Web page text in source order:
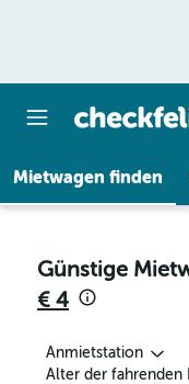
Mietwagen finden
Günstige
€ 4
Anmietstation
Alter der fahrenden